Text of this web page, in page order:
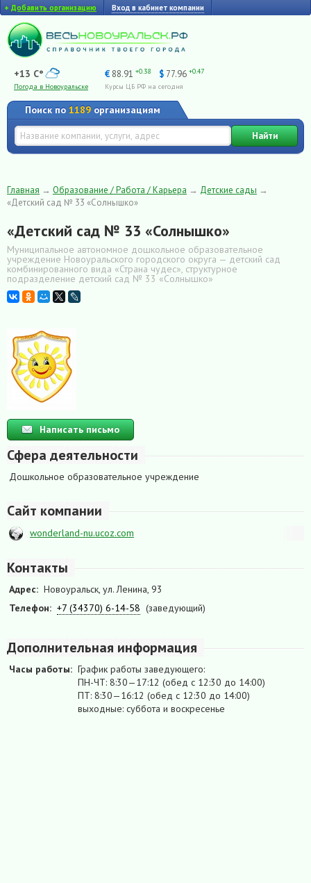
+ Добавить организацию Вход в кабинет компании
+13 C°
Погода в Новоуральске
€ 88.91 +0.38 $ 77.96 +0.47
Курсы ЦБ РФ на сегодня
Поиск по 1189 организациям
Найти
Главная → Образование / Работа / Карьера → Детские сады →
«Детский сад № 33 «Солнышко»
«Детский сад № 33 «Солнышко»
Муниципальное автономное дошкольное образовательное
учреждение Новоуральского городского округа — детский сад
комбинированного вида «Страна чудес», структурное
подразделение детский сад № 33 «Солнышко»
Написать письмо
Сфера деятельности
Дошкольное образовательное учреждение
Сайт компании
wonderland-nu.ucoz.com
Контакты
Адрес: Новоуральск, ул. Ленина, 93
Телефон: +7 (34370) 6-14-58 (заведующий)
Дополнительная информация
Часы работы: График работы заведующего:
ПН-ЧТ: 8:30—17:12 (обед с 12:30 до 14:00)
ПТ: 8:30—16:12 (обед с 12:30 до 14:00)
выходные: суббота и воскресенье